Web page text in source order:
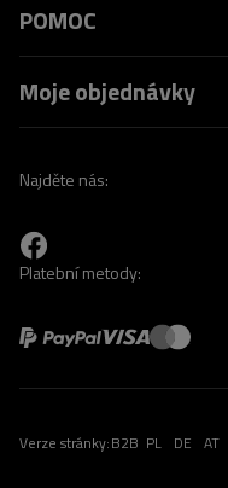
POMOC
Moje objednávky
Najděte nás:
Platební metody:
Verze stránky:B2B PL DE AT